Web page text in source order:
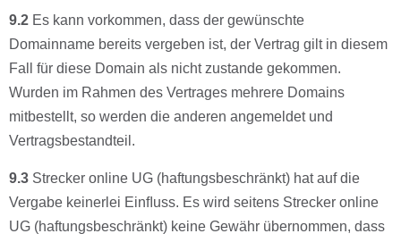
9.2 Es kann vorkommen, dass der gewünschte
Domainname bereits vergeben ist, der Vertrag gilt in diesem
Fall für diese Domain als nicht zustande gekommen.
Wurden im Rahmen des Vertrages mehrere Domains
mitbestellt, so werden die anderen angemeldet und
Vertragsbestandteil.
9.3 Strecker online UG (haftungsbeschränkt) hat auf die
Vergabe keinerlei Einﬂuss. Es wird seitens Strecker online
UG (haftungsbeschränkt) keine Gewähr übernommen, dass